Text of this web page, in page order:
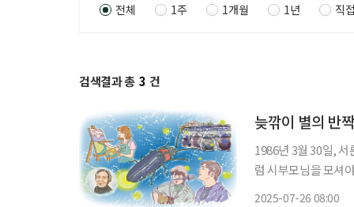
전체 1주 1개월 1년 직
검색결과 총 3 건
늦깎이 별의 반
1986년 3월 30일,
럼 시부모님을 모셔
2025-07-26 08:00